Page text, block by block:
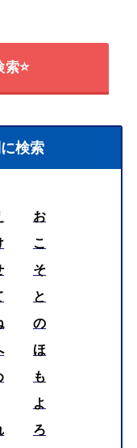
⭐
検索
お
こ
そ
と
の
ほ
も
よ
ろ